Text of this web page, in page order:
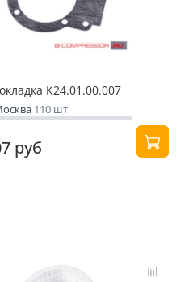
К24.01.00.007
110 шт
руб